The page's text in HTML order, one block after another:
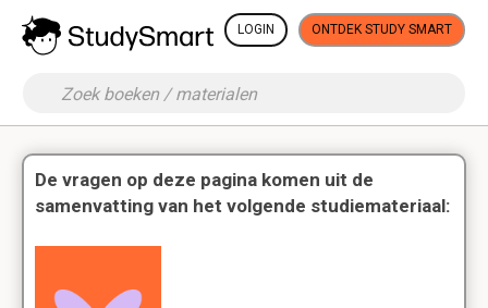
LOGIN ONTDEK STUDY SMART
De vragen op deze pagina komen uit de
samenvatting van het volgende studiemateriaal: